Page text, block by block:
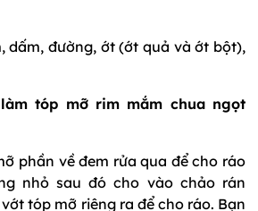
dấm, đường, ớt (ớt quả và ớt bột),
tóp mỡ rim mắm chua ngọt
phần về đem rửa qua để cho ráo
nhỏ sau đó cho vào chảo rán
tóp mỡ riêng ra để cho ráo. Bạn